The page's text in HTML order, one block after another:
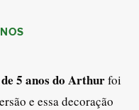
5 anos do Arthurfoi
e essa decoração